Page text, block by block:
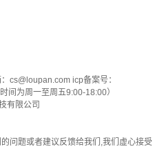
cs@loupan.com icp备案号：
间为周一至周五9:00-18:00）
有限公司
问题或者建议反馈给我们,我们虚心接受